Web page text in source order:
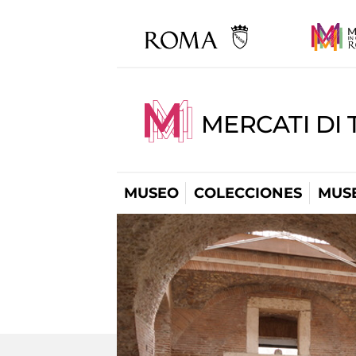
MERCATI DI
MUSEO COLECCIONES